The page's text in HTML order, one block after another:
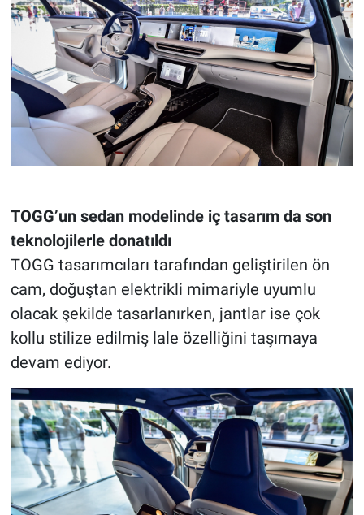
TOGG’un sedan modelinde iç tasarım da son
teknolojilerle donatıldı
TOGG tasarımcıları tarafından geliştirilen ön
cam, doğuştan elektrikli mimariyle uyumlu
olacak şekilde tasarlanırken, jantlar ise çok
kollu stilize edilmiş lale özelliğini taşımaya
devam ediyor.